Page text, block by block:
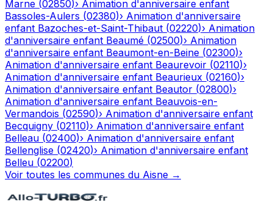
Marne (02850)› Animation d'anniversaire enfant
Bassoles-Aulers (02380)› Animation d'anniversaire
enfant Bazoches-et-Saint-Thibaut (02220)› Animation
d'anniversaire enfant Beaumé (02500)› Animation
d'anniversaire enfant Beaumont-en-Beine (02300)›
Animation d'anniversaire enfant Beaurevoir (02110)›
Animation d'anniversaire enfant Beaurieux (02160)›
Animation d'anniversaire enfant Beautor (02800)›
Animation d'anniversaire enfant Beauvois-en-
Vermandois (02590)› Animation d'anniversaire enfant
Becquigny (02110)› Animation d'anniversaire enfant
Belleau (02400)› Animation d'anniversaire enfant
Bellenglise (02420)› Animation d'anniversaire enfant
Belleu (02200)
Voir toutes les communes du Aisne →